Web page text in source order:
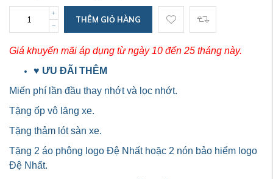
THÊM GIỎ HÀNG
Giá khuyến mãi áp dụng từ ngày 10 đến 25 tháng này.
♥ ƯU ĐÃI THÊM
Miến phí lần đầu thay nhớt và lọc nhớt.
Tặng ốp vô lăng xe.
Tặng thảm lót sàn xe.
Tặng 2 áo phông logo Đệ Nhất hoặc 2 nón bảo hiểm logo
Đệ Nhất.